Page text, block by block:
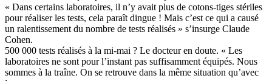
« Dans certains laboratoires, il n’y avait plus de cotons-tiges stériles
pour réaliser les tests, cela paraît dingue ! Mais c’est ce qui a causé
un ralentissement du nombre de tests réalisés » s’insurge Claude
Cohen.
500 000 tests réalisés à la mi-mai ? Le docteur en doute. « Les
laboratoires ne sont pour l’instant pas suffisamment équipés. Nous
sommes à la traîne. On se retrouve dans la même situation qu’avec